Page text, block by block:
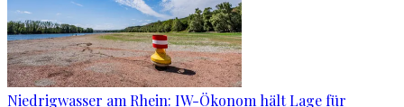
Niedrigwasser am Rhein: IW-Ökonom hält Lage für